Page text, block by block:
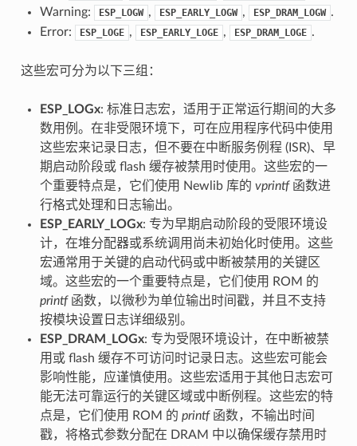
Warning:
ESP_LOGW , ESP_EARLY_LOGW , ESP_DRAM_LOGW .
Error:
ESP_LOGE , ESP_EARLY_LOGE , ESP_DRAM_LOGE .
这些宏可分为以下三组：
ESP_LOGx: 标准日志宏，适用于正常运行期间的大多
数用例。在非受限环境下，可在应用程序代码中使用
这些宏来记录日志，但不要在中断服务例程 (ISR)、早
期启动阶段或 flash 缓存被禁用时使用。这些宏的一
个重要特点是，它们使用 Newlib 库的 vprintf函数进
行格式处理和日志输出。
ESP_EARLY_LOGx: 专为早期启动阶段的受限环境设
计，在堆分配器或系统调用尚未初始化时使用。这些
宏通常用于关键的启动代码或中断被禁用的关键区
域。这些宏的一个重要特点是，它们使用 ROM 的
printf函数，以微秒为单位输出时间戳，并且不支持
按模块设置日志详细级别。
ESP_DRAM_LOGx: 专为受限环境设计，在中断被禁
用或 flash 缓存不可访问时记录日志。这些宏可能会
影响性能，应谨慎使用。这些宏适用于其他日志宏可
能无法可靠运行的关键区域或中断例程。这些宏的特
点是，它们使用 ROM 的 printf函数，不输出时间
戳，将格式参数分配在 DRAM 中以确保缓存禁用时